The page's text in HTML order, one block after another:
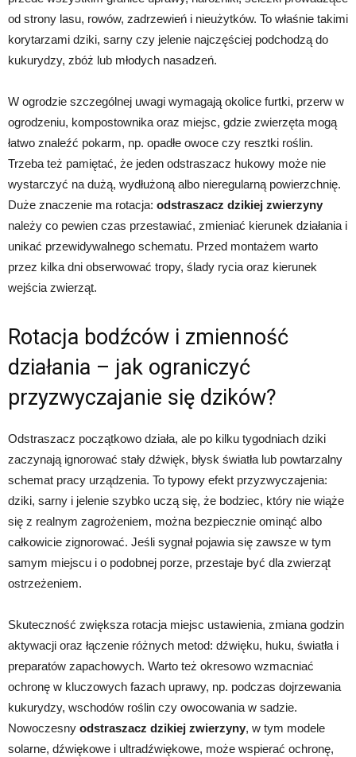
od strony lasu, rowów, zadrzewień i nieużytków. To właśnie takimi
korytarzami dziki, sarny czy jelenie najczęściej podchodzą do
kukurydzy, zbóż lub młodych nasadzeń.
W ogrodzie szczególnej uwagi wymagają okolice furtki, przerw w
ogrodzeniu, kompostownika oraz miejsc, gdzie zwierzęta mogą
łatwo znaleźć pokarm, np. opadłe owoce czy resztki roślin.
Trzeba też pamiętać, że jeden odstraszacz hukowy może nie
wystarczyć na dużą, wydłużoną albo nieregularną powierzchnię.
Duże znaczenie ma rotacja: odstraszacz dzikiej zwierzyny
należy co pewien czas przestawiać, zmieniać kierunek działania i
unikać przewidywalnego schematu. Przed montażem warto
przez kilka dni obserwować tropy, ślady rycia oraz kierunek
wejścia zwierząt.
Rotacja bodźców i zmienność
działania – jak ograniczyć
przyzwyczajanie się dzików?
Odstraszacz początkowo działa, ale po kilku tygodniach dziki
zaczynają ignorować stały dźwięk, błysk światła lub powtarzalny
schemat pracy urządzenia. To typowy efekt przyzwyczajenia:
dziki, sarny i jelenie szybko uczą się, że bodziec, który nie wiąże
się z realnym zagrożeniem, można bezpiecznie ominąć albo
całkowicie zignorować. Jeśli sygnał pojawia się zawsze w tym
samym miejscu i o podobnej porze, przestaje być dla zwierząt
ostrzeżeniem.
Skuteczność zwiększa rotacja miejsc ustawienia, zmiana godzin
aktywacji oraz łączenie różnych metod: dźwięku, huku, światła i
preparatów zapachowych. Warto też okresowo wzmacniać
ochronę w kluczowych fazach uprawy, np. podczas dojrzewania
kukurydzy, wschodów roślin czy owocowania w sadzie.
Nowoczesny odstraszacz dzikiej zwierzyny, w tym modele
solarne, dźwiękowe i ultradźwiękowe, może wspierać ochronę,